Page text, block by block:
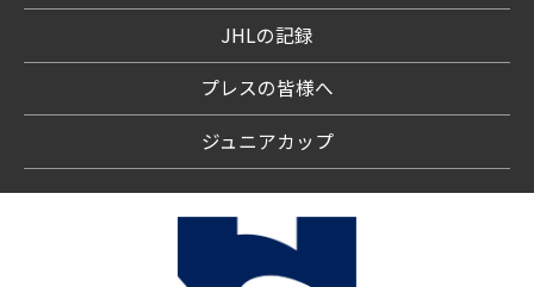
JHLの記録
プレスの皆様へ
ジュニアカップ